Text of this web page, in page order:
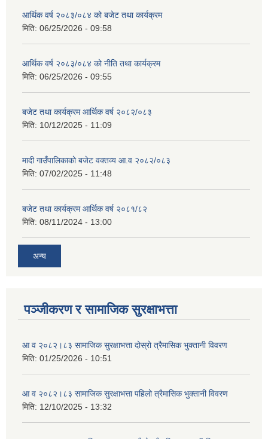
आर्थिक वर्ष २०८३/०८४ को बजेट तथा कार्यक्रम
मिति: 06/25/2026 - 09:58
आर्थिक वर्ष २०८३/०८४ को नीति तथा कार्यक्रम
मिति: 06/25/2026 - 09:55
बजेट तथा कार्यक्रम आर्थिक वर्ष २०८२/०८३
मिति: 10/12/2025 - 11:09
मादी गाउँपालिकाको बजेट वक्तव्य आ.व २०८२/०८३
मिति: 07/02/2025 - 11:48
बजेट तथा कार्यक्रम आर्थिक वर्ष २०८१/८२
मिति: 08/11/2024 - 13:00
अन्य
पञ्जीकरण र सामाजिक सुरक्षाभत्ता
आ व २०८२।८३ सामाजिक सुरक्षाभत्ता दोस्रो त्रैमासिक भुक्तानी विवरण
मिति: 01/25/2026 - 10:51
आ व २०८२।८३ सामाजिक सुरक्षाभत्ता पहिलो त्रैमासिक भुक्तानी विवरण
मिति: 12/10/2025 - 13:32